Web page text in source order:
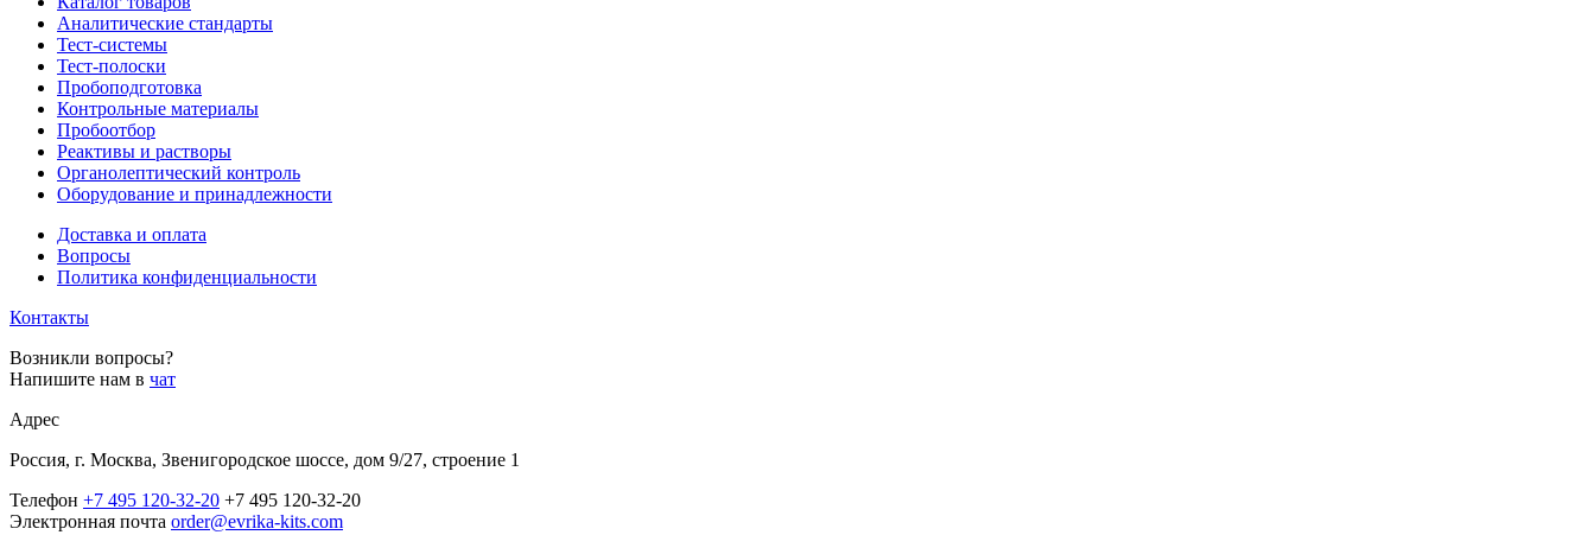
Аналитические стандарты
Тест-системы
Тест-полоски
Пробоподготовка
Контрольные материалы
Пробоотбор
Реактивы и растворы
Органолептический контроль
Оборудование и принадлежности
Доставка и оплата
Вопросы
Политика конфиденциальности
Контакты
Возникли вопросы?
Напишите нам в чат
Адрес
Россия, г. Москва, Звенигородское шоссе, дом 9/27, строение 1
Телефон +7 495 120-32-20 +7 495 120-32-20
Электронная почта order@evrika-kits.com